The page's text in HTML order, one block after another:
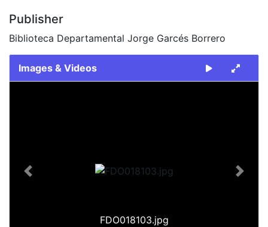
Publisher
Biblioteca Departamental Jorge Garcés Borrero
Images & Videos
FDO018103.jpg
Previous Next